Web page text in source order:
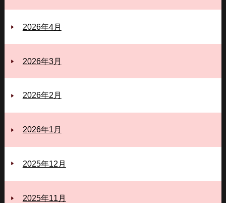
2026年4月
2026年3月
2026年2月
2026年1月
2025年12月
2025年11月